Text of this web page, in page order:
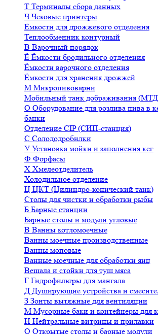
Т Терминалы сбора данных
ЧЧековые принтеры
Ёмкости для дрожжевого отделения
Теплообменник контурный
В Варочный порядок
Ё Ёмкости бродильного отделения
Ёмкости варочного отделения
Ёмкости для хранения дрожжей
М Микропивоварни
Мобильный танк дображивания
О Оборудование для розлива пива в
банки
Отделение CIP (СИП-станция)
С Солододробилки
У Установка мойки и заполнения кег
Ф Форфасы
Х Хмелеотделитель
Холодильное отделение
Ц ЦКТ (Цилиндро-конический танк)
Столы для чистки и обработки рыбы
Б Барные станции
Барные столы и модули угловые
В Ванны котломоечные
Ванны моечные производственные
Ванны моповые
Ванные моечные для обработки яиц
Вешала и стойки для туш мяса
Г Гидрофильтры для мангала
Д Душирующие устройства и
З Зонты вытяжные для вентиляции
М Мусорные баки и контейнеры для
Н Нейтральные витрины и прилавки
О Открытые столы и барные модули